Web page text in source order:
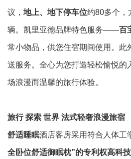
议， 地上、地下停车位约80多个，
辆。凯里亚德品牌特色服务——百
常小物品，供您住宿期间使用。此
送服务。全心为您打造轻松愉悦的
场浪漫而温馨的旅行体验。
旅行 探索 世界 法式轻奢浪漫旅宿
舒适睡眠酒店客房采用符合人体工
全卧位舒适御眠枕”的专利权高科